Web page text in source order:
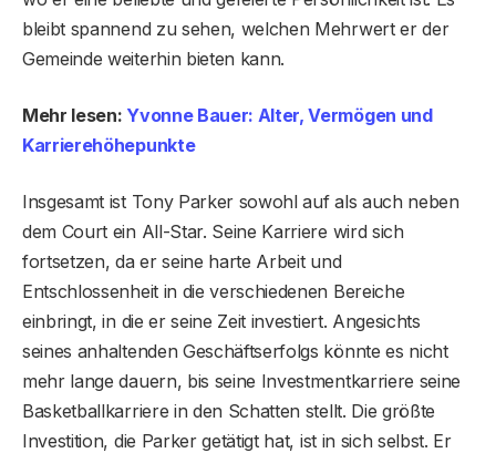
bleibt spannend zu sehen, welchen Mehrwert er der
Gemeinde weiterhin bieten kann.
Mehr lesen: Yvonne Bauer: Alter, Vermögen und
Karrierehöhepunkte
Insgesamt ist Tony Parker sowohl auf als auch neben
dem Court ein All-Star. Seine Karriere wird sich
fortsetzen, da er seine harte Arbeit und
Entschlossenheit in die verschiedenen Bereiche
einbringt, in die er seine Zeit investiert. Angesichts
seines anhaltenden Geschäftserfolgs könnte es nicht
mehr lange dauern, bis seine Investmentkarriere seine
Basketballkarriere in den Schatten stellt. Die größte
Investition, die Parker getätigt hat, ist in sich selbst. Er